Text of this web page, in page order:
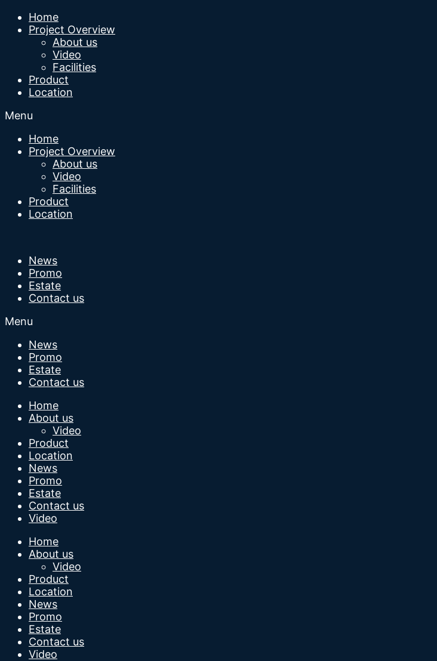
Home
Project Overview
About us
Video
Facilities
Product
Location
Menu
Home
Project Overview
About us
Video
Facilities
Product
Location
News
Promo
Estate
Contact us
Menu
News
Promo
Estate
Contact us
Home
About us
Video
Product
Location
News
Promo
Estate
Contact us
Video
Home
About us
Video
Product
Location
News
Promo
Estate
Contact us
Video